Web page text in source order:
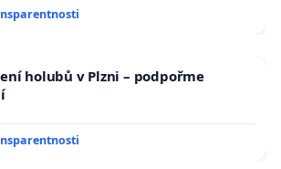
holubů v Plzni – podpořme